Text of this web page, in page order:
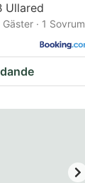
Ullared
· 1 Sovrum